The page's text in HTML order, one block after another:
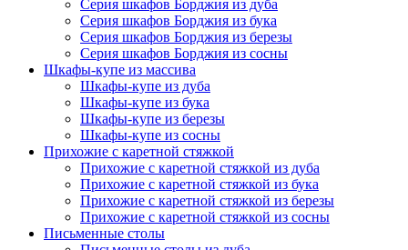
Серия шкафов Борджия из дуба
Серия шкафов Борджия из бука
Серия шкафов Борджия из березы
Серия шкафов Борджия из сосны
Шкафы-купе из массива
Шкафы-купе из дуба
Шкафы-купе из бука
Шкафы-купе из березы
Шкафы-купе из сосны
Прихожие с каретной стяжкой
Прихожие с каретной стяжкой из дуба
Прихожие с каретной стяжкой из бука
Прихожие с каретной стяжкой из березы
Прихожие с каретной стяжкой из сосны
Письменные столы